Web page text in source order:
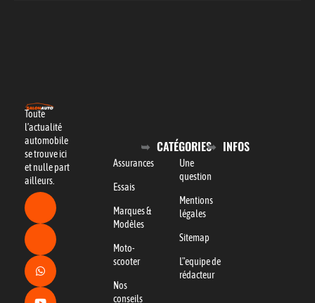
Toute
l’actualité
automobile
se trouve ici
et nulle part
ailleurs.
CATÉGORIES
Assurances
Essais
Marques &
Modèles
Moto-
scooter
Nos
conseils
INFOS
Une
question
Mentions
légales
Sitemap
L"equipe de
rédacteur